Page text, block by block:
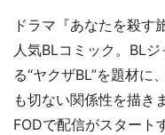
ドラマ『あなたを殺す
人気BLコミック。BL
る“ヤクザBL”を題材に
も切ない関係性を描
FODで配信がスタート